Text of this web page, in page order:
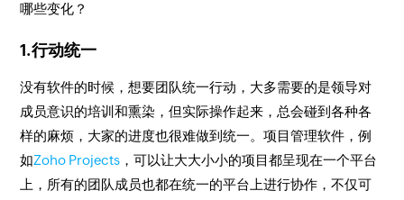
哪些变化？
1.行动统一
没有软件的时候，想要团队统一行动，大多需要的是领导对
成员意识的培训和熏染，但实际操作起来，总会碰到各种各
样的麻烦，大家的进度也很难做到统一。项目管理软件，例
如Zoho Projects ，可以让大大小小的项目都呈现在一个平台
上，所有的团队成员也都在统一的平台上进行协作，不仅可